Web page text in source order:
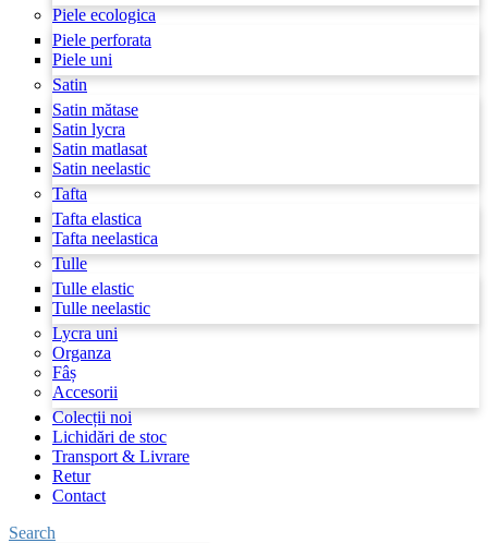
Piele ecologica
Piele perforata
Piele uni
Satin
Satin mătase
Satin lycra
Satin matlasat
Satin neelastic
Tafta
Tafta elastica
Tafta neelastica
Tulle
Tulle elastic
Tulle neelastic
Lycra uni
Organza
Fâș
Accesorii
Colecții noi
Lichidări de stoc
Transport & Livrare
Retur
Contact
Search